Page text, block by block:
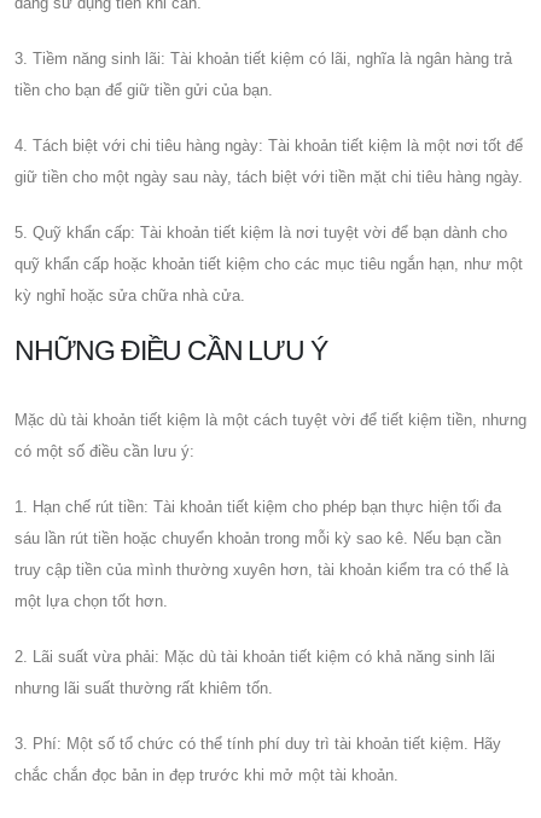
3. Tiềm năng sinh lãi: Tài khoản tiết kiệm có lãi, nghĩa là ngân hàng trả
tiền cho bạn để giữ tiền gửi của bạn.
4. Tách biệt với chi tiêu hàng ngày: Tài khoản tiết kiệm là một nơi tốt để
giữ tiền cho một ngày sau này, tách biệt với tiền mặt chi tiêu hàng ngày.
5. Quỹ khẩn cấp: Tài khoản tiết kiệm là nơi tuyệt vời để bạn dành cho
quỹ khẩn cấp hoặc khoản tiết kiệm cho các mục tiêu ngắn hạn, như một
kỳ nghỉ hoặc sửa chữa nhà cửa.
NHỮNG ĐIỀU CẦN LƯU Ý
Mặc dù tài khoản tiết kiệm là một cách tuyệt vời để tiết kiệm tiền, nhưng
có một số điều cần lưu ý:
1. Hạn chế rút tiền: Tài khoản tiết kiệm cho phép bạn thực hiện tối đa
sáu lần rút tiền hoặc chuyển khoản trong mỗi kỳ sao kê. Nếu bạn cần
truy cập tiền của mình thường xuyên hơn, tài khoản kiểm tra có thể là
một lựa chọn tốt hơn.
2. Lãi suất vừa phải: Mặc dù tài khoản tiết kiệm có khả năng sinh lãi
nhưng lãi suất thường rất khiêm tốn.
3. Phí: Một số tổ chức có thể tính phí duy trì tài khoản tiết kiệm. Hãy
chắc chắn đọc bản in đẹp trước khi mở một tài khoản.